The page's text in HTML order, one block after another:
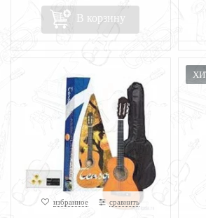
В корзину
избранное сравнить